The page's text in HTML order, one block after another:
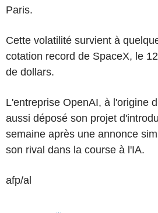
Paris.
Cette volatilité survient à
cotation record de SpaceX, le
de dollars.
L'entreprise OpenAI, à l'origine
aussi déposé son projet
semaine après une annonce
son rival dans la course à l'IA.
afp/al